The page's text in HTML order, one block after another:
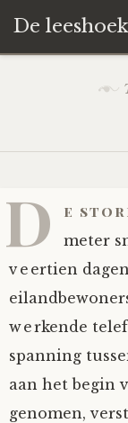
De leeshoek
Wie zijn we?
Het
Nieuw op
De hele kast
HD-Archief
Het hele
Hoe geef je?
Hoe krijg je?
Alle
Verhalen
Polls
Averechts
D e
meter
veertien
werkende
spanning
aan het begin
genomen,